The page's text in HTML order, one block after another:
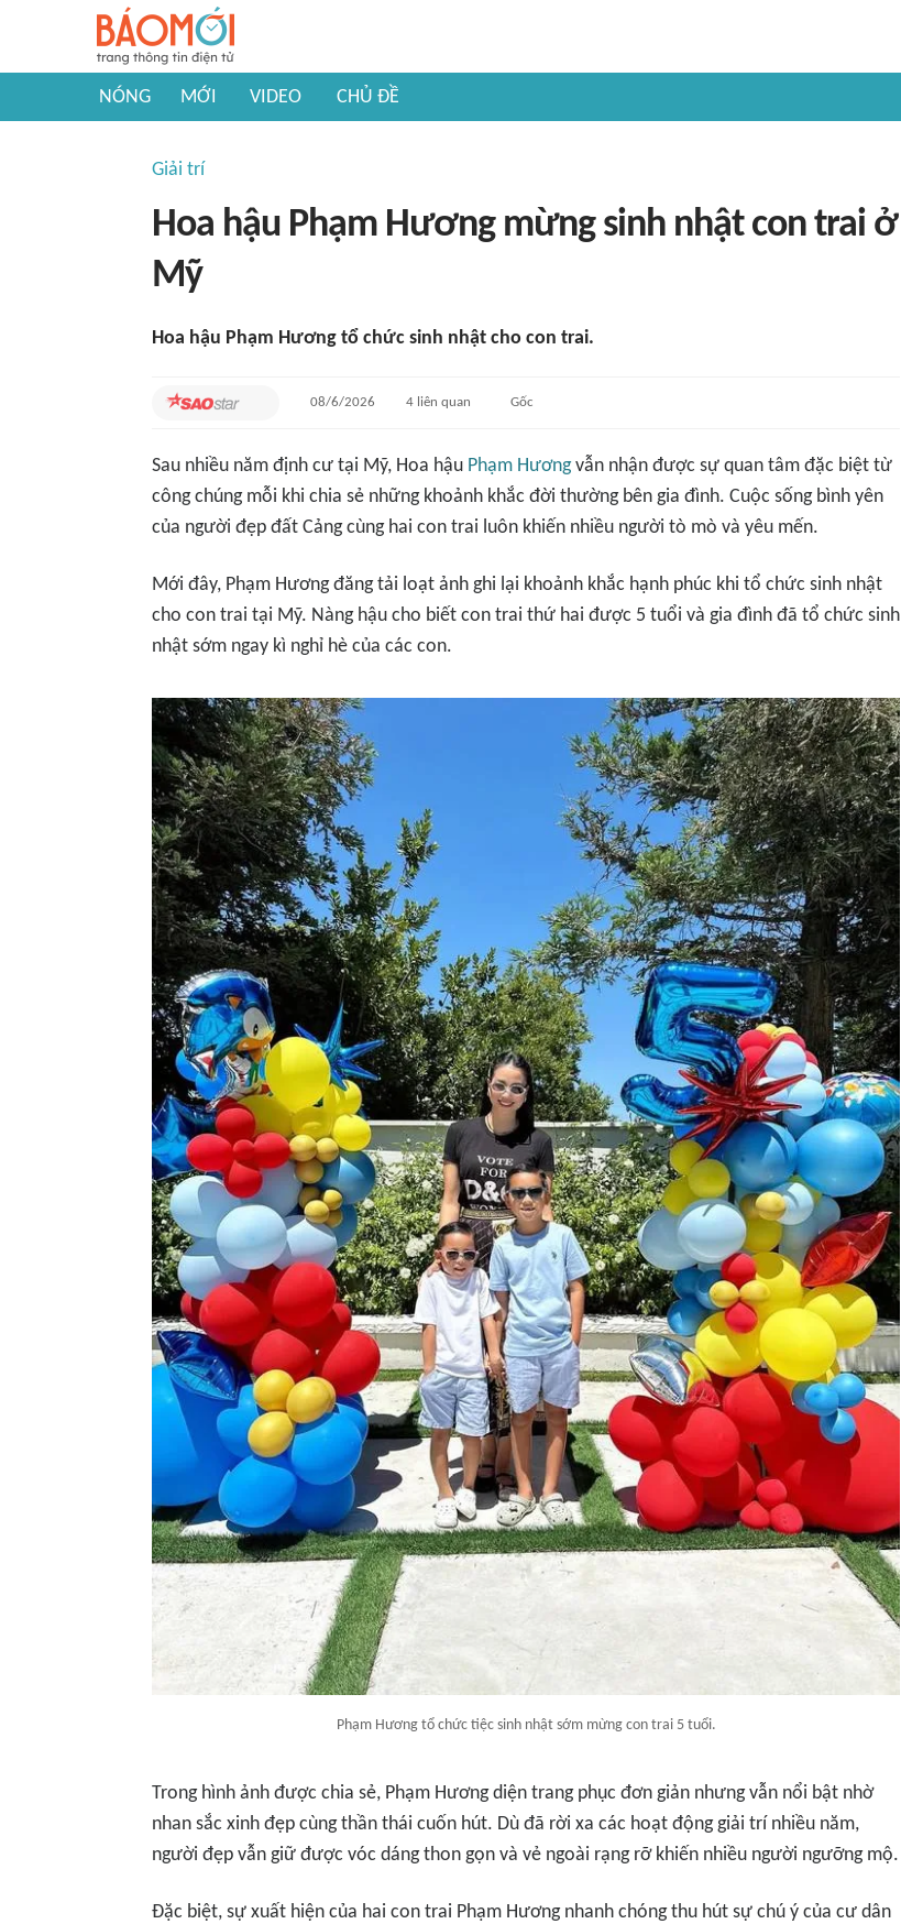
NÓNG MỚI VIDEO CHỦ ĐỀ
Giải trí
Hoa hậu Phạm Hương mừng sinh nhật con trai ở
Mỹ
Hoa hậu Phạm Hương tổ chức sinh nhật cho con trai.
08/6/2026 4liên quan Gốc
Sau nhiều năm định cư tại Mỹ, Hoa hậu Phạm Hươngvẫn nhận được sự quan tâm đặc biệt từ
công chúng mỗi khi chia sẻ những khoảnh khắc đời thường bên gia đình. Cuộc sống bình yên
của người đẹp đất Cảng cùng hai con trai luôn khiến nhiều người tò mò và yêu mến.
Mới đây, Phạm Hương đăng tải loạt ảnh ghi lại khoảnh khắc hạnh phúc khi tổ chức sinh nhật
cho con trai tại Mỹ. Nàng hậu cho biết con trai thứ hai được 5 tuổi và gia đình đã tổ chức sinh
nhật sớm ngay kì nghỉ hè của các con.
Phạm Hương tổ chức tiệc sinh nhật sớm mừng con trai 5 tuổi.
Trong hình ảnh được chia sẻ, Phạm Hương diện trang phục đơn giản nhưng vẫn nổi bật nhờ
nhan sắc xinh đẹp cùng thần thái cuốn hút. Dù đã rời xa các hoạt động giải trí nhiều năm,
người đẹp vẫn giữ được vóc dáng thon gọn và vẻ ngoài rạng rỡ khiến nhiều người ngưỡng mộ.
Đặc biệt, sự xuất hiện của hai con trai Phạm Hương nhanh chóng thu hút sự chú ý của cư dân